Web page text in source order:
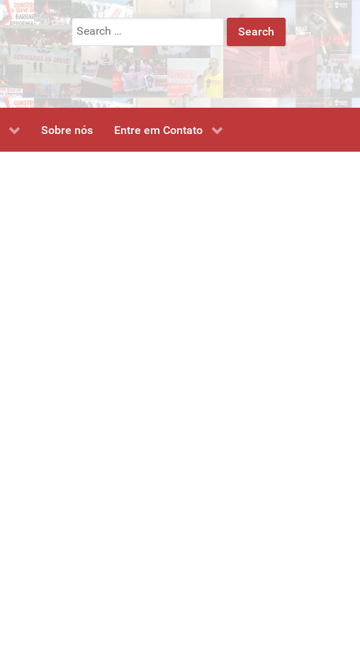
Search
for:
Sobre nós Entre em Contato